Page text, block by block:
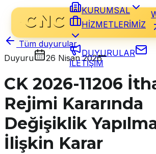
KURUMSAL
HİZMETLERİMİZ
DUYURULAR
İLETİŞİM
Tüm duyurular
Duyuru
26 Nisan 2026
CK 2026-11206
Rejimi Kararında
Değişiklik
İlişkin Karar